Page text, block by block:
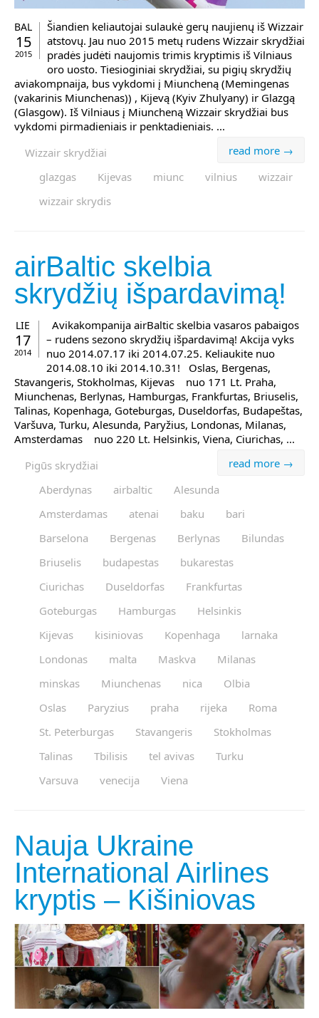
BAL
15
2015
Šiandien keliautojai sulaukė gerų naujienų iš Wizzair
atstovų. Jau nuo 2015 metų rudens Wizzair skrydžiai
pradės judėti naujomis trimis kryptimis iš Vilniaus
oro uosto. Tiesioginiai skrydžiai, su pigių skrydžių
aviakompnaija, bus vykdomi į Miuncheną (Memingenas
(vakarinis Miunchenas)) , Kijevą (Kyiv Zhulyany) ir Glazgą
(Glasgow). Iš Vilniaus į Miuncheną Wizzair skrydžiai bus
vykdomi pirmadieniais ir penktadieniais. ...
read more →
Wizzair skrydžiai
glazgas
Kijevas miunc vilnius
wizzair
wizzair skrydis
airBaltic skelbia
skrydžių išpardavimą!
LIE
17
2014
Avikakompanija airBaltic skelbia vasaros pabaigos
– rudens sezono skrydžių išpardavimą! Akcija vyks
nuo 2014.07.17 iki 2014.07.25. Keliaukite nuo
2014.08.10 iki 2014.10.31! Oslas, Bergenas,
Stavangeris, Stokholmas, Kijevas nuo 171 Lt. Praha,
Miunchenas, Berlynas, Hamburgas, Frankfurtas, Briuselis,
Talinas, Kopenhaga, Goteburgas, Duseldorfas, Budapeštas,
Varšuva, Turku, Alesunda, Paryžius, Londonas, Milanas,
Amsterdamas nuo 220 Lt. Helsinkis, Viena, Ciurichas, ...
read more →
Pigūs skrydžiai
Aberdynas
airbaltic
Alesunda
Amsterdamas
atenai baku
bari
Barselona
Bergenas Berlynas
Bilundas
Briuselis
budapestas
bukarestas
Ciurichas
Duseldorfas
Frankfurtas
Goteburgas
Hamburgas
Helsinkis
Kijevas
kisiniovas Kopenhaga
larnaka
Londonas
malta Maskva
Milanas
minskas
Miunchenas nica
Olbia
Oslas
Paryzius praha rijeka
Roma
St. Peterburgas
Stavangeris
Stokholmas
Talinas
Tbilisis tel avivas
Turku
Varsuva
venecija Viena
Nauja Ukraine
International Airlines
kryptis – Kišiniovas